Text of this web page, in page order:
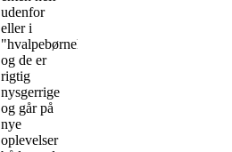
udenfor
eller i
"hvalpebørnehaven",
og de er
rigtig
nysgerrige
og går på
nye
oplevelser